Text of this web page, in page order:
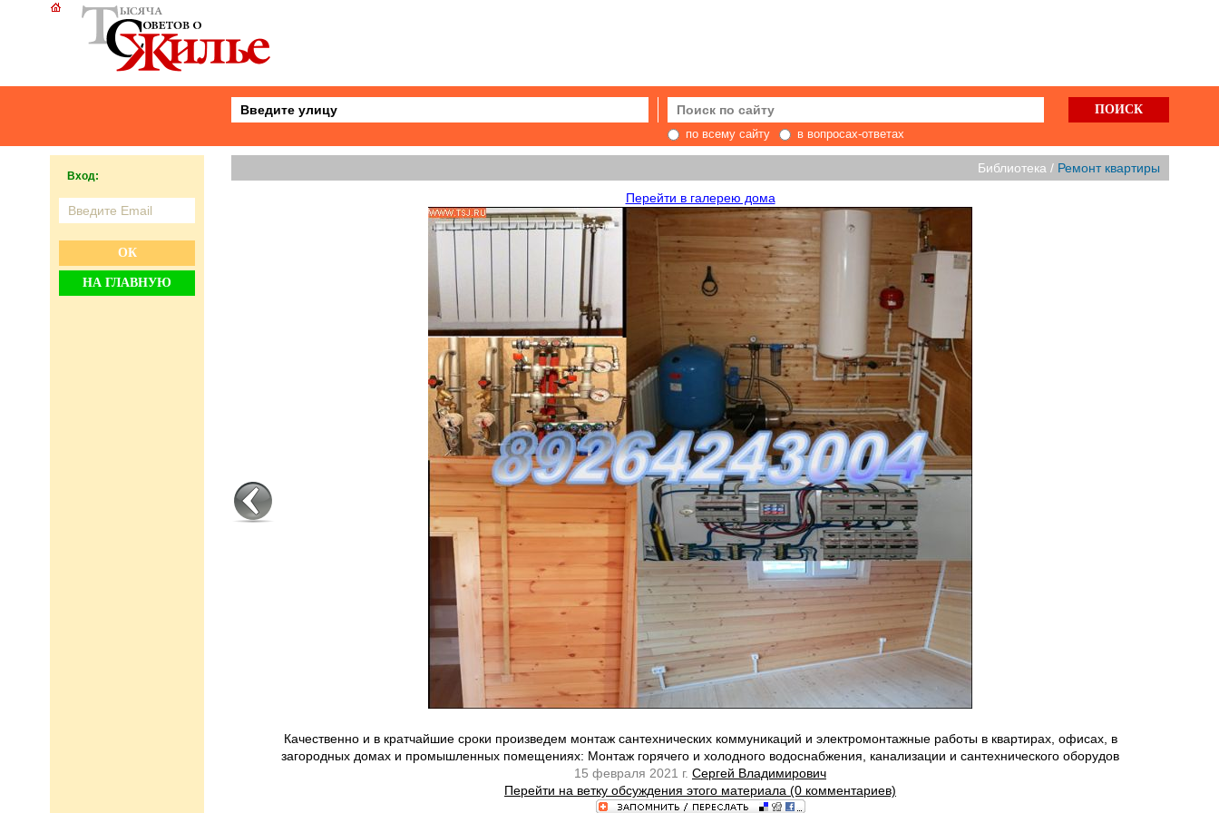
по всему сайту в вопросах-ответах
Вход:
ОК
НА ГЛАВНУЮ
Библиотека / Ремонт квартиры
Перейти в галерею дома
Качественно и в кратчайшие сроки произведем монтаж сантехнических коммуникаций и электромонтажные работы в квартирах, офисах, в
загородных домах и промышленных помещениях: Монтаж горячего и холодного водоснабжения, канализации и сантехнического оборудов
15 февраля 2021 г. Сергей Владимирович
Перейти на ветку обсуждения этого материала (0 комментариев)